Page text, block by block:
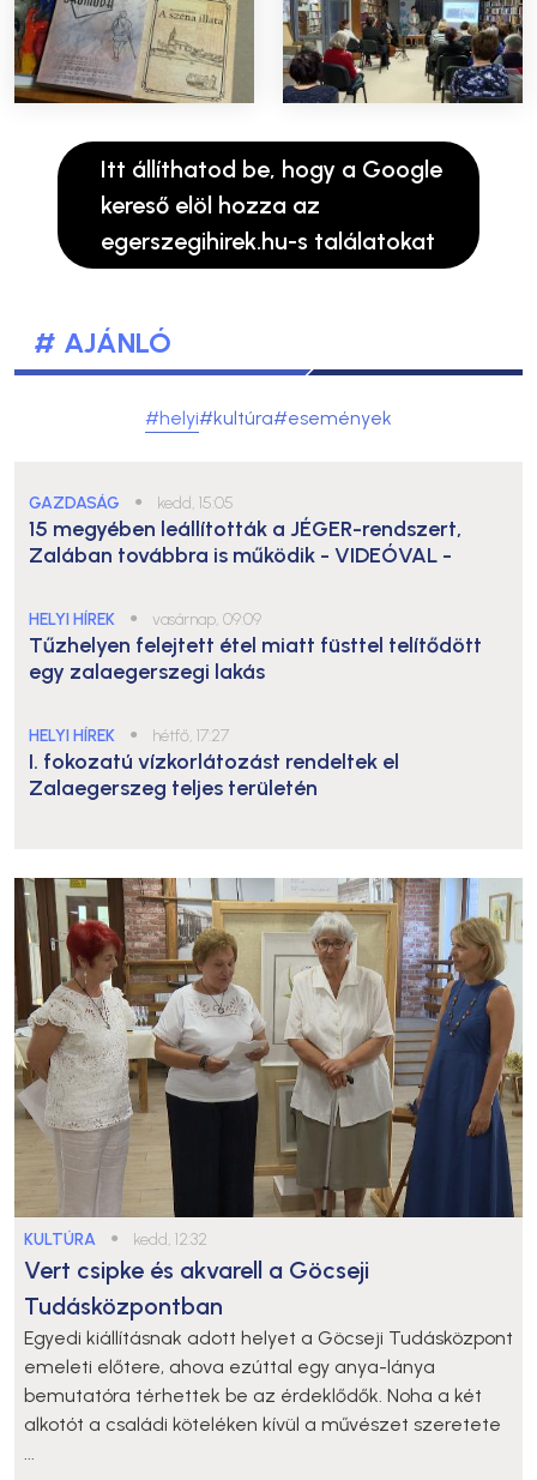
Itt állíthatod be, hogy a Google
kereső elöl hozza az
egerszegihirek.hu-s találatokat
# AJÁNLÓ
#helyi#kultúra#események
GAZDASÁG ● kedd, 15:05
15 megyében leállították a JÉGER-rendszert,
Zalában továbbra is működik - VIDEÓVAL -
HELYI HÍREK ● vasárnap, 09:09
Tűzhelyen felejtett étel miatt füsttel telítődött
egy zalaegerszegi lakás
HELYI HÍREK ● hétfő, 17:27
I. fokozatú vízkorlátozást rendeltek el
Zalaegerszeg teljes területén
KULTÚRA ● kedd, 12:32
Vert csipke és akvarell a Göcseji
Tudásközpontban
Egyedi kiállításnak adott helyet a Göcseji Tudásközpont
emeleti előtere, ahova ezúttal egy anya-lánya
bemutatóra térhettek be az érdeklődők. Noha a két
alkotót a családi köteléken kívül a művészet szeretete
...